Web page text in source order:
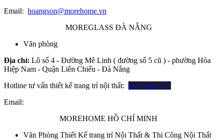
Email: hoangson@morehome.vn
MOREGLASS ĐÀ NẴNG
Văn phòng
Địa chỉ: Lô số 4 - Đường Mê Linh ( đường số 5 cũ ) - phường Hòa
Hiệp Nam - Quận Liên Chiểu - Đà Nẵng
Hotline tư vấn thiết kế trang trí nội thất: 097.1982.777
Email:
MOREHOME HỒ CHÍ MINH
Văn Phòng Thiết Kế trang trí Nội Thất & Thi Công Nội Thất